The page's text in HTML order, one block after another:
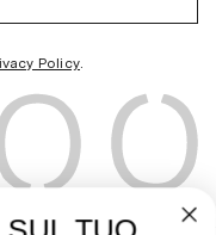
Policy